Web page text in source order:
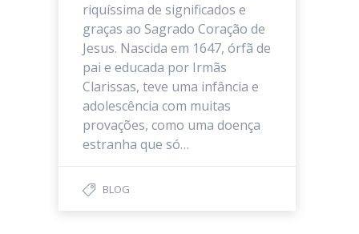
riquíssima de significados e
graças ao Sagrado Coração de
Jesus. Nascida em 1647, órfã de
pai e educada por Irmãs
Clarissas, teve uma infância e
adolescência com muitas
provações, como uma doença
estranha que só…
BLOG